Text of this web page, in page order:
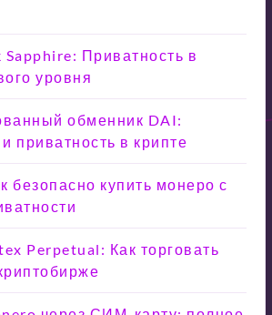
Приватность в
уровня
обменник DAI:
приватность в крипте
безопасно купить монеро с
Perpetual: Как торговать